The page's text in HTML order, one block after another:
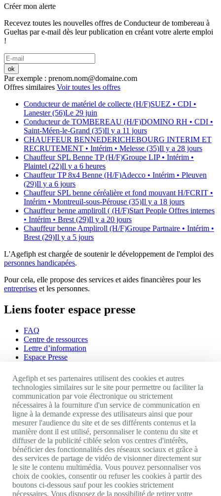
Créer mon alerte
Recevez toutes les nouvelles offres de Conducteur de tombereau à
Gueltas par e-mail dès leur publication en créant votre alerte emploi
!
ok
Par exemple : prenom.nom@domaine.com
Offres similaires Voir toutes les offres
Conducteur de matériel de collecte (H/F)SUEZ • CDI •
Lanester (56)Le 29 juin
Conducteur de TOMBEREAU (H/F)DOMINO RH • CDI •
Saint-Méen-le-Grand (35)Il y a 11 jours
CHAUFFEUR BENNEDERICHEBOURG INTERIM ET
RECRUTEMENT • Intérim • Melesse (35)Il y a 28 jours
Chauffeur SPL Benne TP (H/F)Groupe LIP• Intérim •
Plaintel (22)Il y a 6 heures
Chauffeur TP 8x4 Benne (H/F)Adecco • Intérim • Pleuven
(29)Il y a 6 jours
Chauffeur SPL benne céréalière et fond mouvant H/FCRIT •
Intérim • Montreuil-sous-Pérouse (35)Il y a 18 jours
Chauffeur benne ampliroll ( (H/F)Start People Offres internes
• Intérim • Brest (29)Il y a 20 jours
Chauffeur benne Ampliroll (H/F)Groupe Partnaire • Intérim •
Brest (29)Il y a 5 jours
L'Agefiph est chargée de soutenir le développement de l'emploi des
personnes handicapées.
Pour cela, elle propose des services et aides financières pour les
entreprises et les personnes.
Liens footer espace presse
FAQ
Centre de ressources
Lettre d’information
Espace Presse
Appels d'offres
CGU
Mentions légales
Politique cookies
Accessibilité : non conforme
Nos autres sites
Site portail Agefiph
Activateur de progrès
Handinnov
Innovation et recherche
Agefiph et ses partenaires utilisent des cookies et autres
technologies similaires sur le site pour permettre ou faciliter la
communication par voie électronique ou strictement
nécessaires à la fourniture d'un service de communication en
ligne à la demande expresse des utilisateurs ainsi que pour
mesurer l'audience du site et de ses différents contenus et la
manière dont il est utilisé, personnaliser le contenu du site et
diffuser de la publicité ciblée selon vos centres d'intérêts,
bénéficier des fonctionnalités des réseaux sociaux et grâce à
des services de partage de vidéo de visionner directement sur
le site le contenu multimédia. Vous pouvez personnaliser vos
choix de cookies, consentir ou refuser les cookies à partir des
boutons ci-dessous sauf pour les cookies strictement
nécessaires. Vous disposez de la possibilité de retirer votre